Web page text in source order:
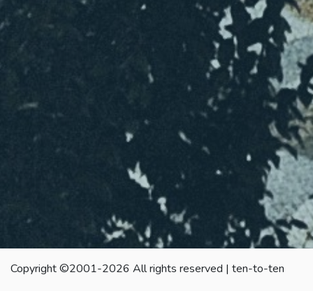
Copyright ©2001-2026 All rights reserved | ten-to-ten